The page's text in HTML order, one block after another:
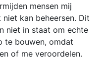
mensen mij
kan beheersen. Dit
niet in staat om echte
te bouwen, omdat
of me veroordelen.